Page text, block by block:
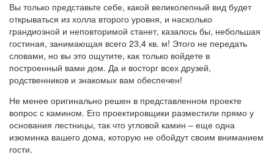
Вы только представьте себе, какой великолепный вид будет
открываться из холла второго уровня, и насколько
грандиозной и неповторимой станет, казалось бы, небольшая
гостиная, занимающая всего 23,4 кв. м! Этого не передать
словами, но вы это ощутите, как только войдете в
построенный вами дом. Да и восторг всех друзей,
родственников и знакомых вам обеспечен!
Не менее оригинально решен в представленном проекте
вопрос с камином. Его проектировщики разместили прямо у
основания лестницы, так что угловой камин – еще одна
изюминка вашего дома, которую не обойдут своим вниманием
гости.